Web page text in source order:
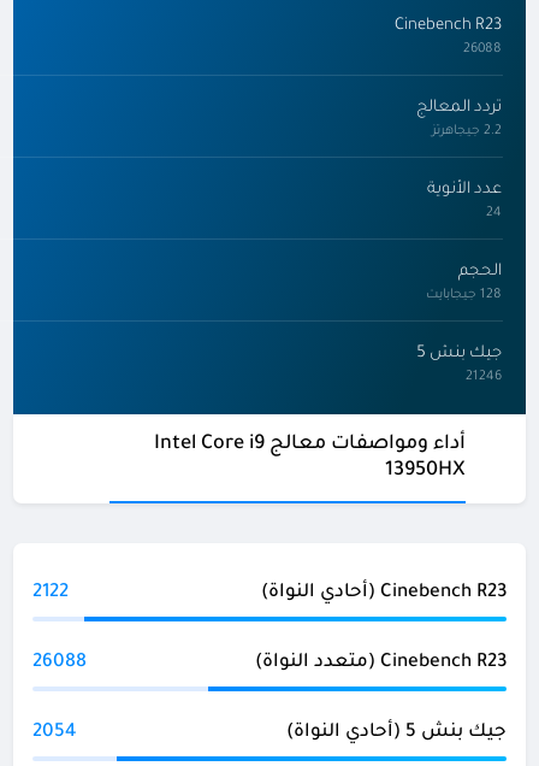
Cinebench R23
26088
تردد المعالج
2.2 جيجاهرتز
عدد الأنوية
24
الحجم
128 جيجابايت
جيك بنش 5
21246
أداء ومواصفات معالج Intel Core i9
13950HX
Cinebench R23 (أحادي النواة) 2122
Cinebench R23 (متعدد النواة) 26088
جيك بنش 5 (أحادي النواة) 2054